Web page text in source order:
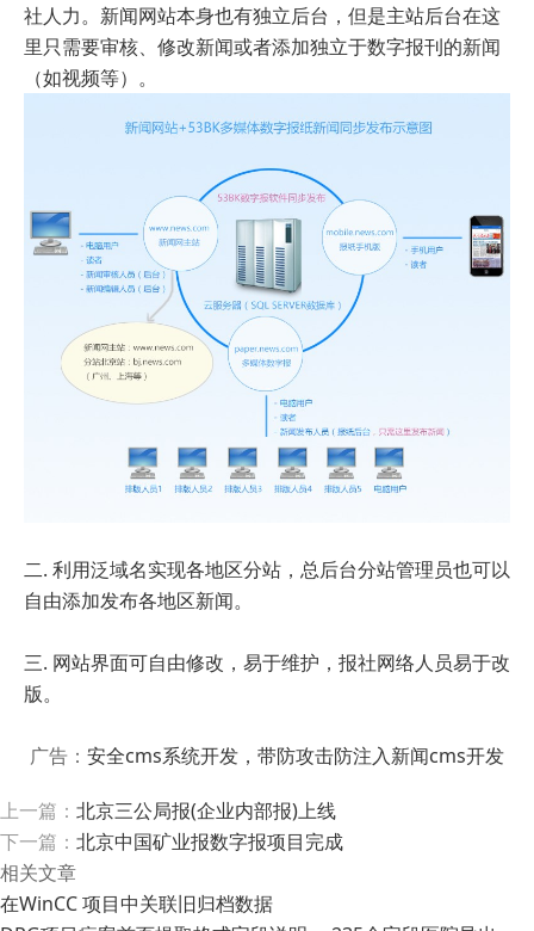
社人力。新闻网站本身也有独立后台，但是主站后台在这
里只需要审核、修改新闻或者添加独立于数字报刊的新闻
（如视频等）。
二. 利用泛域名实现各地区分站，总后台分站管理员也可以
自由添加发布各地区新闻。
三. 网站界面可自由修改，易于维护，报社网络人员易于改
版。
广告： 安全cms系统开发，带防攻击防注入新闻cms开发
上一篇： 北京三公局报(企业内部报)上线
下一篇： 北京中国矿业报数字报项目完成
相关文章
在WinCC 项目中关联旧归档数据